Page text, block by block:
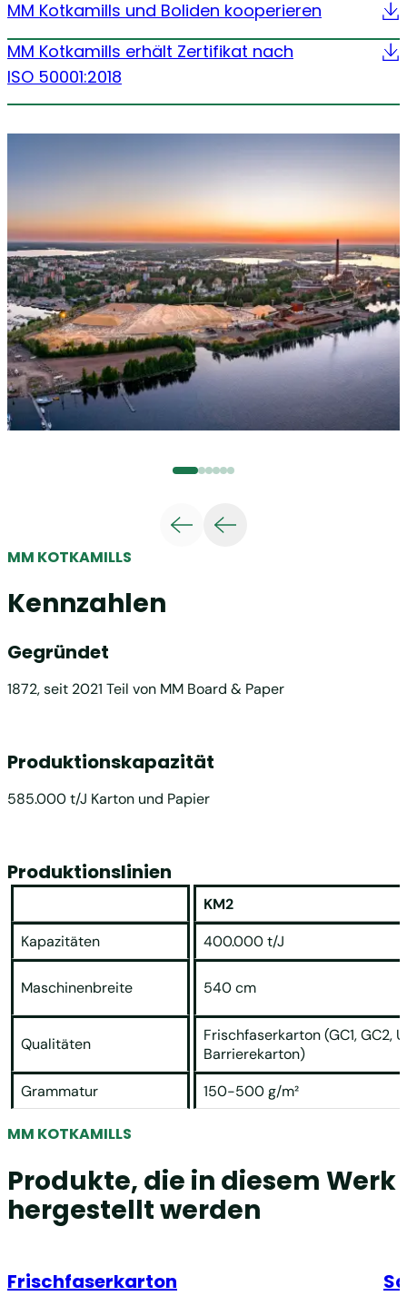
MM Kotkamills und Boliden kooperieren
MM Kotkamills erhält Zertifikat nach
ISO 50001:2018
MM KOTKAMILLS
Kennzahlen
Gegründet
1872, seit 2021 Teil von MM Board & Paper
Produktionskapazität
585.000 t/J Karton und Papier
Produktionslinien
KM2
Kapazitäten
400.000 t/J
Maschinenbreite 540 cm
Qualitäten
Frischfaserkarton (GC1, GC2,
Barrierekarton)
Grammatur
150-500 g/m²
MM KOTKAMILLS
Produkte, die in diesem Werk
hergestellt werden
Frischfaserkarton